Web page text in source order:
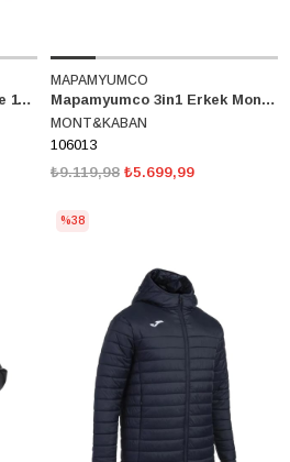
Uhlsport Erkek Kaban Free 1101758
MAPAMYUMCO
Mapamyumco 3in1 Erkek Mont 106013
MONT&KABAN
106013
₺5.699,99
₺9.119,98
%38